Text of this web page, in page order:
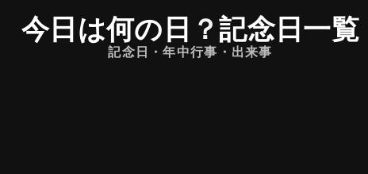
今日は何の日 ？記念日一覧
記念日・年中行事・出来事